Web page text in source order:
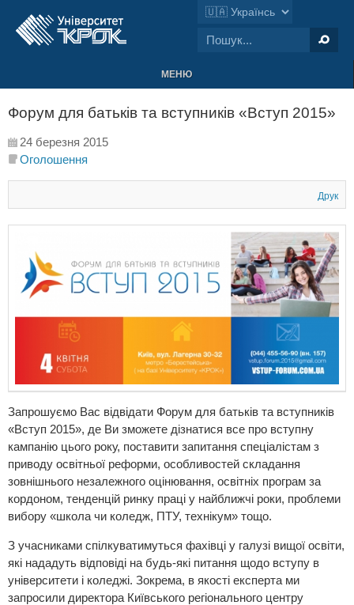
МЕНЮ
Форум для батьків та вступників «Вступ 2015»
24 березня 2015
Оголошення
Друк
Запрошуємо Вас відвідати Форум для батьків та вступників
«Вступ 2015», де Ви зможете дізнатися все про вступну
кампанію цього року, поставити запитання спеціалістам з
приводу освітньої реформи, особливостей складання
зовнішнього незалежного оцінювання, освітніх програм за
кордоном, тенденцій ринку праці у найближчі роки, проблеми
вибору «школа чи коледж, ПТУ, технікум» тощо.
З учасниками спілкуватимуться фахівці у галузі вищої освіти,
які нададуть відповіді на будь-які питання щодо вступу в
університети і коледжі. Зокрема, в якості експерта ми
запросили директора Київського регіонального центру